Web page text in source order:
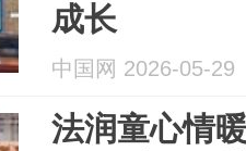
成长
中国网 2026-05-29
法润童心情